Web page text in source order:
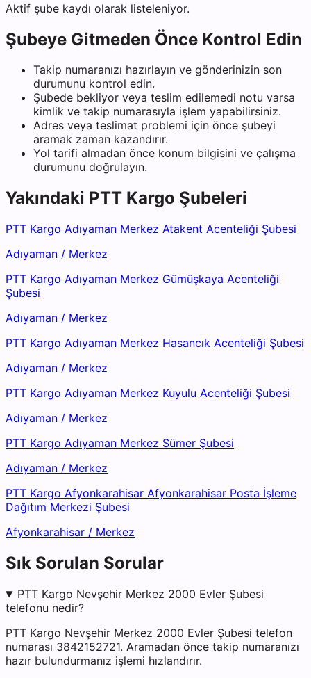
Aktif şube kaydı olarak listeleniyor.
Şubeye Gitmeden Önce Kontrol Edin
Takip numaranızı hazırlayın ve gönderinizin son
durumunu kontrol edin.
Şubede bekliyor veya teslim edilemedi notu varsa
kimlik ve takip numarasıyla işlem yapabilirsiniz.
Adres veya teslimat problemi için önce şubeyi
aramak zaman kazandırır.
Yol tarifi almadan önce konum bilgisini ve çalışma
durumunu doğrulayın.
Yakındaki PTT Kargo Şubeleri
PTT Kargo Adıyaman Merkez Atakent Acenteliği Şubesi
Adıyaman / Merkez
PTT Kargo Adıyaman Merkez Gümüşkaya Acenteliği
Şubesi
Adıyaman / Merkez
PTT Kargo Adıyaman Merkez Hasancık Acenteliği Şubesi
Adıyaman / Merkez
PTT Kargo Adıyaman Merkez Kuyulu Acenteliği Şubesi
Adıyaman / Merkez
PTT Kargo Adıyaman Merkez Sümer Şubesi
Adıyaman / Merkez
PTT Kargo Afyonkarahisar Afyonkarahisar Posta İşleme
Dağıtım Merkezi Şubesi
Afyonkarahisar / Merkez
Sık Sorulan Sorular
PTT Kargo Nevşehir Merkez 2000 Evler Şubesi
telefonu nedir?
PTT Kargo Nevşehir Merkez 2000 Evler Şubesi telefon
numarası 3842152721. Aramadan önce takip numaranızı
hazır bulundurmanız işlemi hızlandırır.